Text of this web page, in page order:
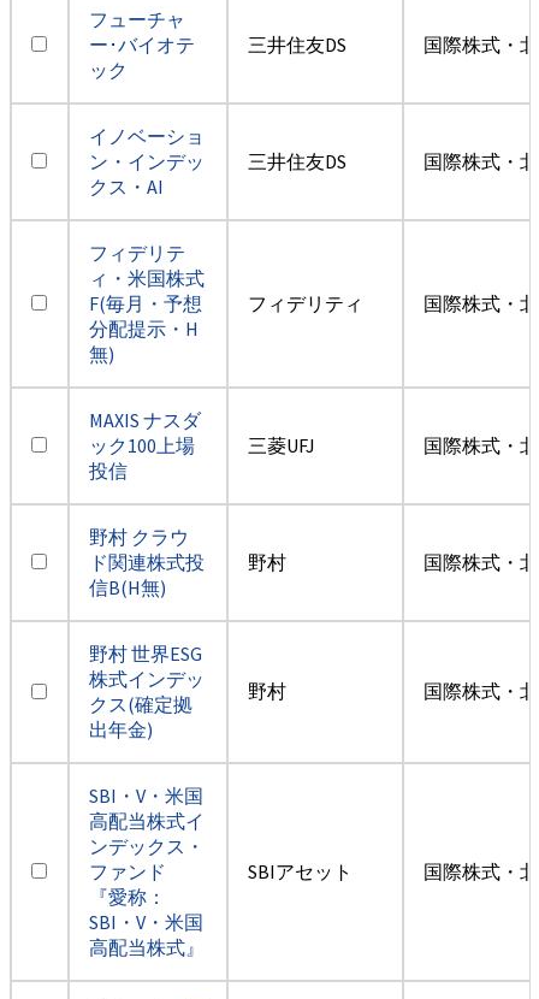
フューチャ
ー･バイオテ
ック
三井住友DS 国際株式・
イノベーショ
ン・インデッ
クス・AI
三井住友DS 国際株式・
フィデリテ
ィ・米国株式
F(毎月・予想
分配提示・H
無)
フィデリティ 国際株式・
MAXIS ナスダ
ック100上場
投信
三菱UFJ 国際株式・
野村 クラウ
ド関連株式投
信B(H無)
野村 国際株式・
野村 世界ESG
株式インデッ
クス(確定拠
出年金)
野村 国際株式・
SBI・V・米国
高配当株式イ
ンデックス・
ファンド
『愛称：
SBI・V・米国
高配当株式』
SBIアセット 国際株式・